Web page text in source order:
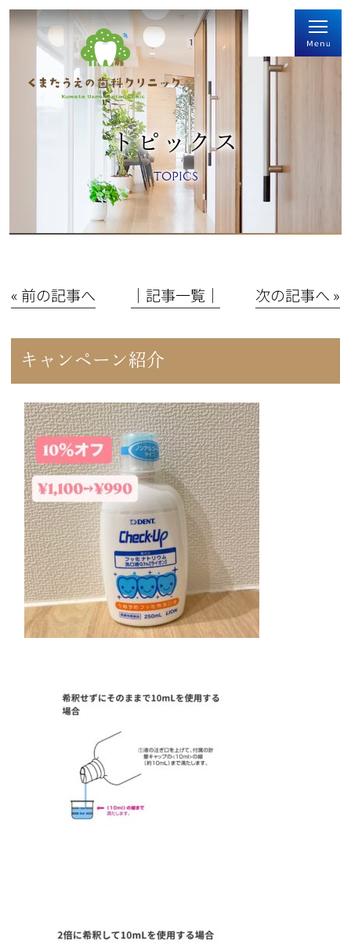
トピックス
TOPICS
« 前の記事へ │記事一覧│ 次の記事へ »
キャンペーン紹介